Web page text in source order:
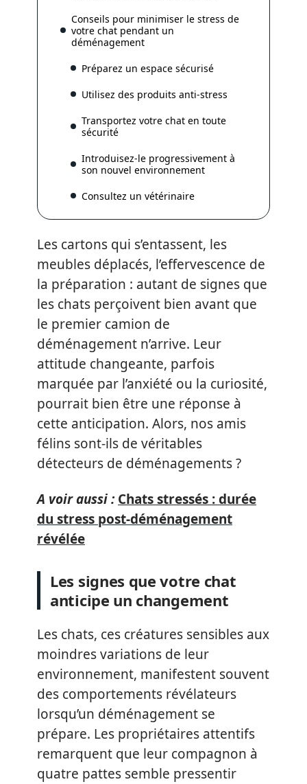
Conseils pour minimiser le stress de
votre chat pendant un
déménagement
Préparez un espace sécurisé
Utilisez des produits anti-stress
Transportez votre chat en toute
sécurité
Introduisez-le progressivement à
son nouvel environnement
Consultez un vétérinaire
Les cartons qui s’entassent, les
meubles déplacés, l’effervescence de
la préparation : autant de signes que
les chats perçoivent bien avant que
le premier camion de
déménagement n’arrive. Leur
attitude changeante, parfois
marquée par l’anxiété ou la curiosité,
pourrait bien être une réponse à
cette anticipation. Alors, nos amis
félins sont-ils de véritables
détecteurs de déménagements ?
A voir aussi : Chats stressés : durée
du stress post-déménagement
révélée
Les signes que votre chat
anticipe un changement
Les chats, ces créatures sensibles aux
moindres variations de leur
environnement, manifestent souvent
des comportements révélateurs
lorsqu’un déménagement se
prépare. Les propriétaires attentifs
remarquent que leur compagnon à
quatre pattes semble pressentir